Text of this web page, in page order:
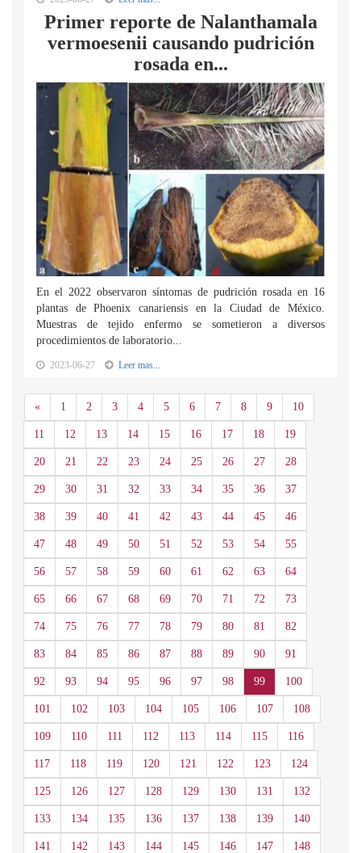
Primer reporte de Nalanthamala
vermoesenii causando pudrición
rosada en...
En el 2022 observaron síntomas de pudrición rosada en 16
plantas de Phoenix canariensis en la Ciudad de México.
Muestras de tejido enfermo se sometieron a diversos
procedimientos de laboratorio...
2023-06-27 Leer mas...
«Anterior
1 2 3 4 5 6 7 8 9 10
11 12 13 14 15 16 17 18 19
20 21 22 23 24 25 26 27 28
29 30 31 32 33 34 35 36 37
38 39 40 41 42 43 44 45 46
47 48 49 50 51 52 53 54 55
56 57 58 59 60 61 62 63 64
65 66 67 68 69 70 71 72 73
74 75 76 77 78 79 80 81 82
83 84 85 86 87 88 89 90 91
92 93 94 95 96 97 98 99 100
101 102 103 104 105 106 107 108
109 110 111 112 113 114 115 116
117 118 119 120 121 122 123 124
125 126 127 128 129 130 131 132
133 134 135 136 137 138 139 140
141 142 143 144 145 146 147 148